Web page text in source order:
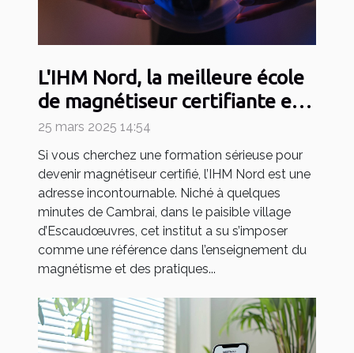
L'IHM Nord, la meilleure école
de magnétiseur certifiante en
2025
25 mars 2025 14:54
Si vous cherchez une formation sérieuse pour
devenir magnétiseur certifié, l’IHM Nord est une
adresse incontournable. Niché à quelques
minutes de Cambrai, dans le paisible village
d’Escaudœuvres, cet institut a su s’imposer
comme une référence dans l’enseignement du
magnétisme et des pratiques...